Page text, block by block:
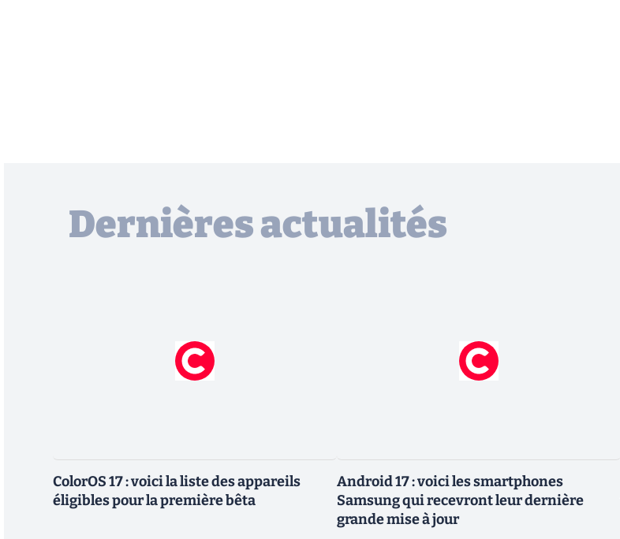
Dernières actualités
ColorOS 17 : voici la liste des appareils
éligibles pour la première bêta
Android 17 : voici les smartphones
Samsung qui recevront leur dernière
grande mise à jour